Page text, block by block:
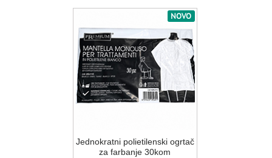
NOVO
Jednokratni polietilenski ogrtač
za farbanje 30kom